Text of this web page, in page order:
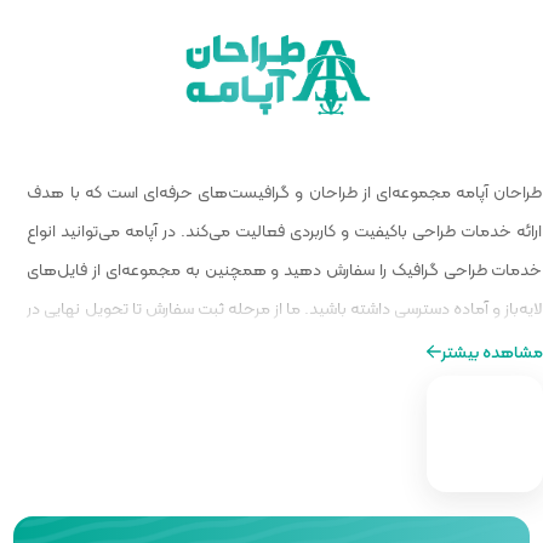
گرافیست‌های حرفه‌ای است که با هدف
می‌کند. در آپامه می‌توانید انواع
همچنین به مجموعه‌ای از فایل‌های
مرحله ثبت سفارش تا تحویل نهایی در
از طراحی را برایتان فراهم کنیم.